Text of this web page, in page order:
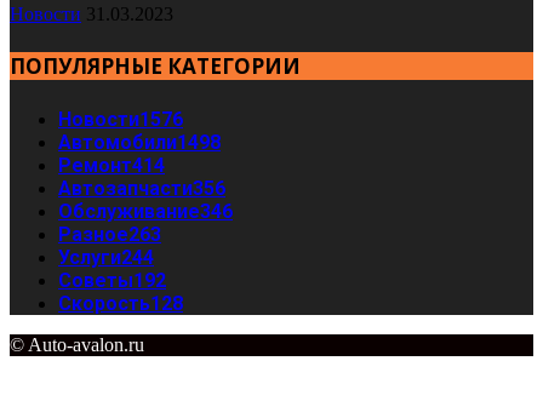
Новости 31.03.2023
ПОПУЛЯРНЫЕ КАТЕГОРИИ
Новости1576
Автомобили1498
Ремонт414
Автозапчасти356
Обслуживание346
Разное263
Услуги244
Советы192
Скорость128
© Auto-avalon.ru